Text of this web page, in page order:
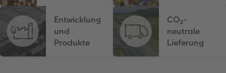
Veredelung
Passendes Zubehör
Bilderbox
Geschenkideen
Video tutorials
Fotowettbewerbe
CEWE Magazin
Entwicklung
und
Produkte
CO₂-
neutrale
Lieferung